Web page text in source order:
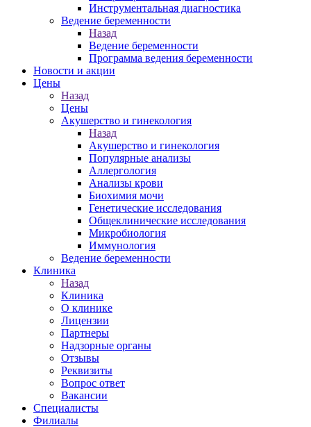
Инструментальная диагностика
Ведение беременности
Назад
Ведение беременности
Программа ведения беременности
Новости и акции
Цены
Назад
Цены
Акушерство и гинекология
Назад
Акушерство и гинекология
Популярные анализы
Аллергология
Анализы крови
Биохимия мочи
Генетические исследования
Общеклинические исследования
Микробиология
Иммунология
Ведение беременности
Клиника
Назад
Клиника
О клинике
Лицензии
Партнеры
Надзорные органы
Отзывы
Реквизиты
Вопрос ответ
Вакансии
Специалисты
Филиалы